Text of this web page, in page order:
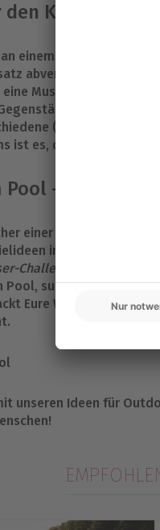
einem
abverlangen. Da ist
Musikbox und
innerhalb
(irreführende)
ist es, die meisten
–
einer Poolparty und
im Wasser
Challenge
Pool, suchst aber
Eure
unseren Ideen für